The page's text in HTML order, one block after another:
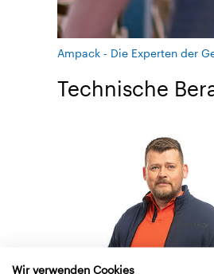
Ampack - Die Experten der
Technische
Wir verwenden Cookies